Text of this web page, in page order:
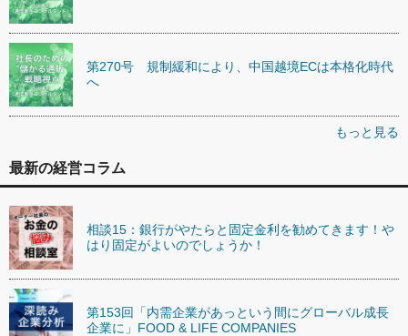
第270号 規制緩和により、中国越境ECは本格化時代
へ
もっと見る
最新の経営コラム
相談15：銀行がやたらと固定金利を勧めてきます！や
はり固定がよいのでしょうか！
第153回「内需企業があっという間にグローバル成長
企業に」FOOD & LIFE COMPANIES